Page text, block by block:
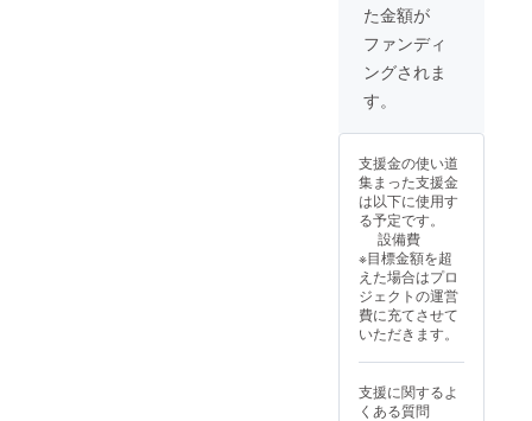
た金額が
ファンディ
ングされま
す。
支援金の使い道
集まった支援金
は以下に使用す
る予定です。
設備費
※目標金額を超
えた場合はプロ
ジェクトの運営
費に充てさせて
いただきます。
支援に関するよ
くある質問